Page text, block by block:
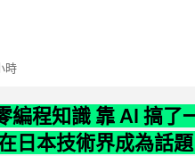
時
編程知識 靠 AI 搞了
日本技術界成為話題